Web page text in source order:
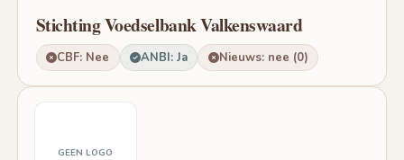
Stichting Voedselbank Valkenswaard
CBF: Nee ANBI: Ja Nieuws: nee (0)
GEEN LOGO